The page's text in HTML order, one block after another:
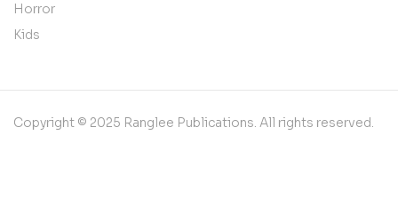
Horror
Kids
Copyright © 2025 Ranglee Publications. All rights reserved.